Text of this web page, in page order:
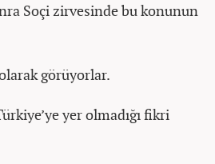
Soçi zirvesinde bu konunun
görüyorlar.
yer olmadığı fikri